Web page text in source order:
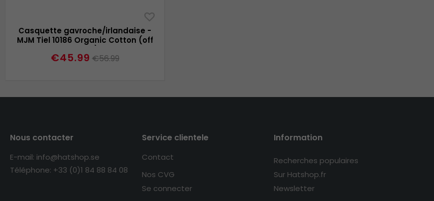
Casquette gavroche/irlandaise -
MJM Tiel 10186 Organic Cotton (off
€45.99 €56.99
Nous contacter
E-mail: info@hatshop.se
Téléphone: +33 (0)1 84 88 84 08
Service clientele
Contact
Nos CVG
Se connecter
Information
Recherches populaires
Sur Hatshop.fr
Newsletter